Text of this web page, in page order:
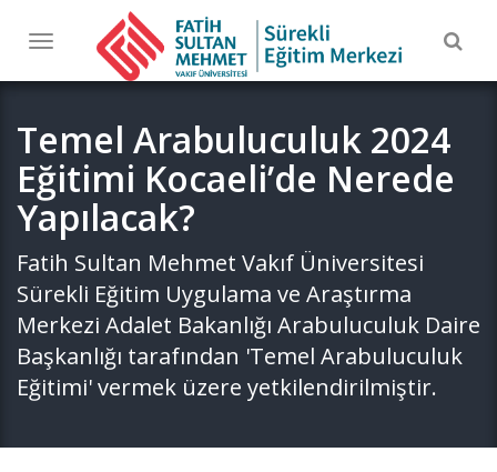
Toggle
navigation
Temel Arabuluculuk 2024
Eğitimi Kocaeli’de Nerede
Yapılacak?
Fatih Sultan Mehmet Vakıf Üniversitesi
Sürekli Eğitim Uygulama ve Araştırma
Merkezi Adalet Bakanlığı Arabuluculuk Daire
Başkanlığı tarafından 'Temel Arabuluculuk
Eğitimi' vermek üzere yetkilendirilmiştir.